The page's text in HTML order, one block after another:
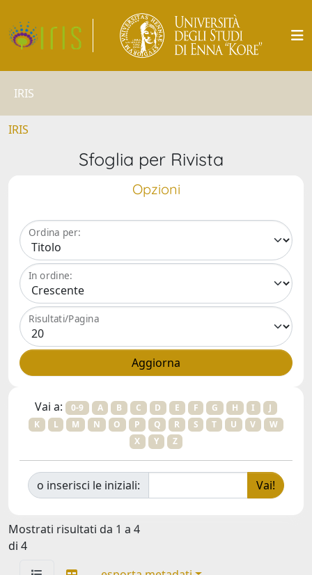
IRIS
IRIS
Sfoglia per Rivista
Opzioni
Ordina per:
In ordine:
Risultati/Pagina
Vai a: 0-9 A B C D E F G H I
J
K
L M N O P Q R S T U V
W
X
Y Z
o inserisci le iniziali:
Mostrati risultati da 1 a 4
di 4